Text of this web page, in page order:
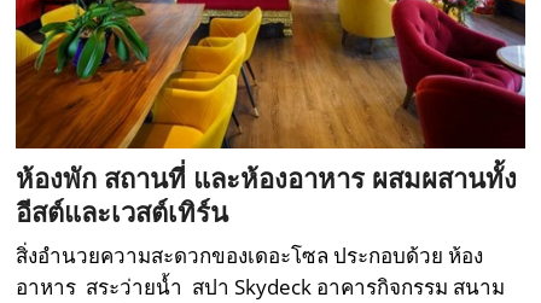
ห้องพัก สถานที่ และห้องอาหาร ผสมผสานทั้ง
อีสต์และเวสต์เทิร์น
สิ่งอำนวยความสะดวกของเดอะโซล ประกอบด้วย ห้อง
อาหาร สระว่ายน้ำ สปา Skydeck อาคารกิจกรรม สนาม